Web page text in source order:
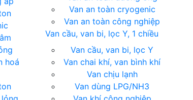
hoá
Van an toàn cryogenic
Van an toàn công nghiệp
Van cầu, van bi, lọc Y, 1 chiều
Van cầu, van bi, lọc Y
Van chai khí, van bình khí
Van chịu lạnh
Van dùng LPG/NH3